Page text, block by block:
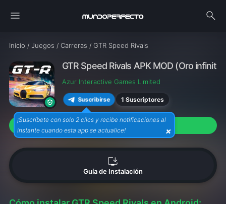
menu search
Inicio / Juegos / Carreras / GTR Speed Rivals
GTR Speed Rivals APK MOD (Oro
Azur Interactive Games Limited
Suscribirse 1 Suscriptores
¡Suscríbete con solo 2 clics y recibe notificaciones al
instante cuando esta app se actualice!
×
download Descargar APK (20M)
install_desktop
Guía de Instalación